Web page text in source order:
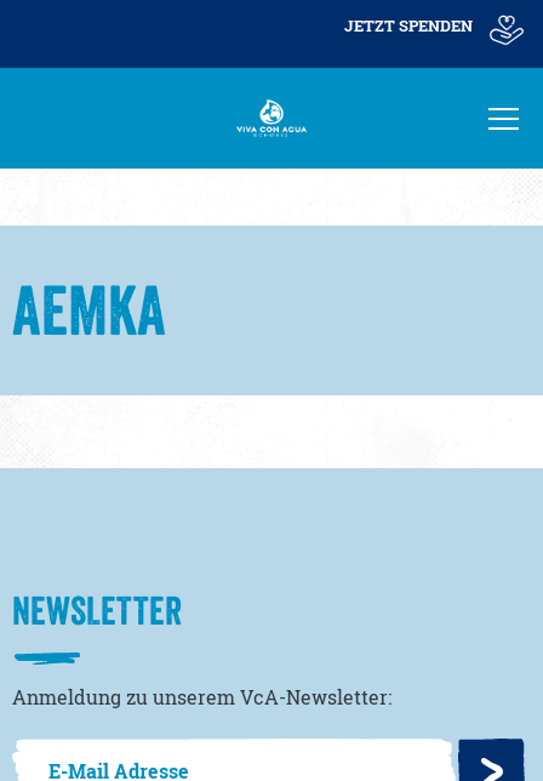
JETZT SPENDEN
AEMKA
NEWSLETTER
Anmeldung zu unserem VcA-Newsletter: